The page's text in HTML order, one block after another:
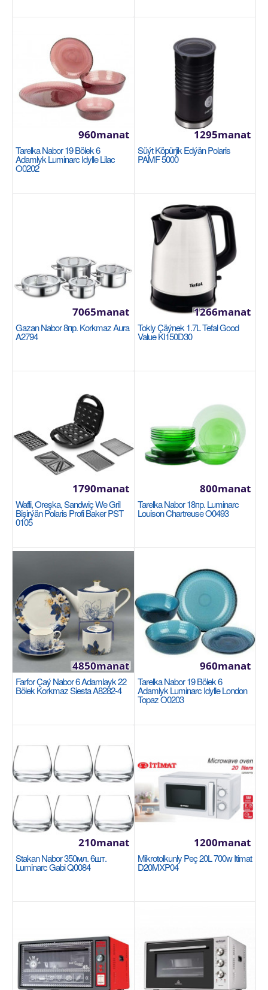
TEFAL
Производитель: Tefal Категория: Кастрюли
Источник тепла: Любые плиты, включая
индукцию Диаметр: ..
2670manat
Availability
Sebede Goş
LUMINARC
Тип: чайный. Материал: стекло. Использование в
СВЧ: да. Количество персон: 2 шт. Количество..
150manat
Availability
96
Sebede Goş
Garşylaşdyrmaga goş
Doňdyrma gaby 3шт 350мл Luminarc Iced
предметов: 3..
Availability
156
Sebede Goş
Garşylaşdyrmaga goş
Halananlara goş
Tarelka Nabor 19 Bölek 6
Adamlyk Luminarc Idylle Lilac
O0202
960manat
Süýt Köpürjik Edýän Polaris
PAMF 5000
1295manat
Gazan Nabor 8пр. Korkmaz Aura
A2794
7065manat
Tokly Çäýnek 1.7L Tefal Good
Value KI150D30
1266manat
Wafli, Oreşka, Sandwiç We Gril
Bişirýän Polaris Profi Baker PST
0105
1790manat
Tarelka Nabor 18пр. Luminarc
Louison Chartreuse O0493
800manat
Farfor Çaý Nabor 6 Adamlayk 22
Bölek Korkmaz Siesta A8282-4
4850manat
Tarelka Nabor 19 Bölek 6
Adamlyk Luminarc Idylle London
Topaz O0203
960manat
Stakan Nabor 350мл. 6шт.
Luminarc Gabi Q0084
210manat
Mikrotolkunly Peç 20L 700w Itimat
D20MXP04
1200manat